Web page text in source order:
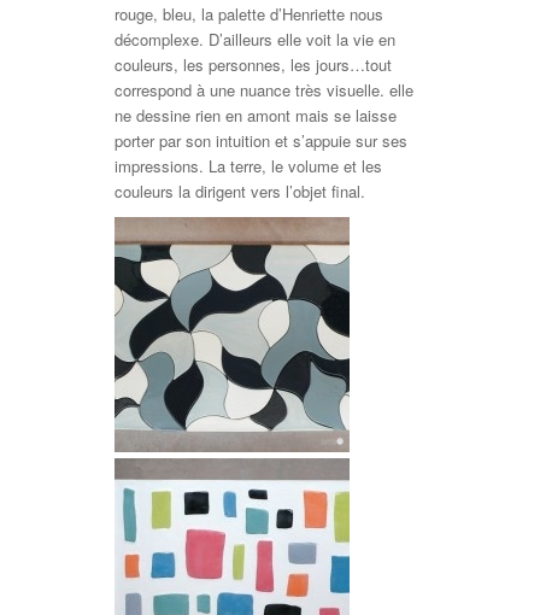
rouge, bleu, la palette d’Henriette nous
décomplexe. D’ailleurs elle voit la vie en
couleurs, les personnes, les jours…tout
correspond à une nuance très visuelle. elle
ne dessine rien en amont mais se laisse
porter par son intuition et s’appuie sur ses
impressions. La terre, le volume et les
couleurs la dirigent vers l’objet final.